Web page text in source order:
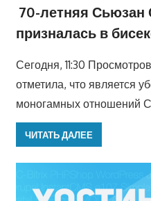
70-летняя Сьюзан
призналась в
Сегодня, 11:30
отметила, что является
моногамных отношений
ЧИТАТЬ ДАЛЕЕ